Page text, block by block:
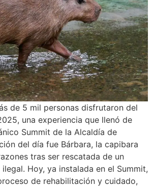
de 5 mil personas disfrutaron del
una experiencia que llenó de
Summit de la Alcaldía de
del día fue Bárbara, la capibara
tras ser rescatada de un
Hoy, ya instalada en el Summit,
de rehabilitación y cuidado,